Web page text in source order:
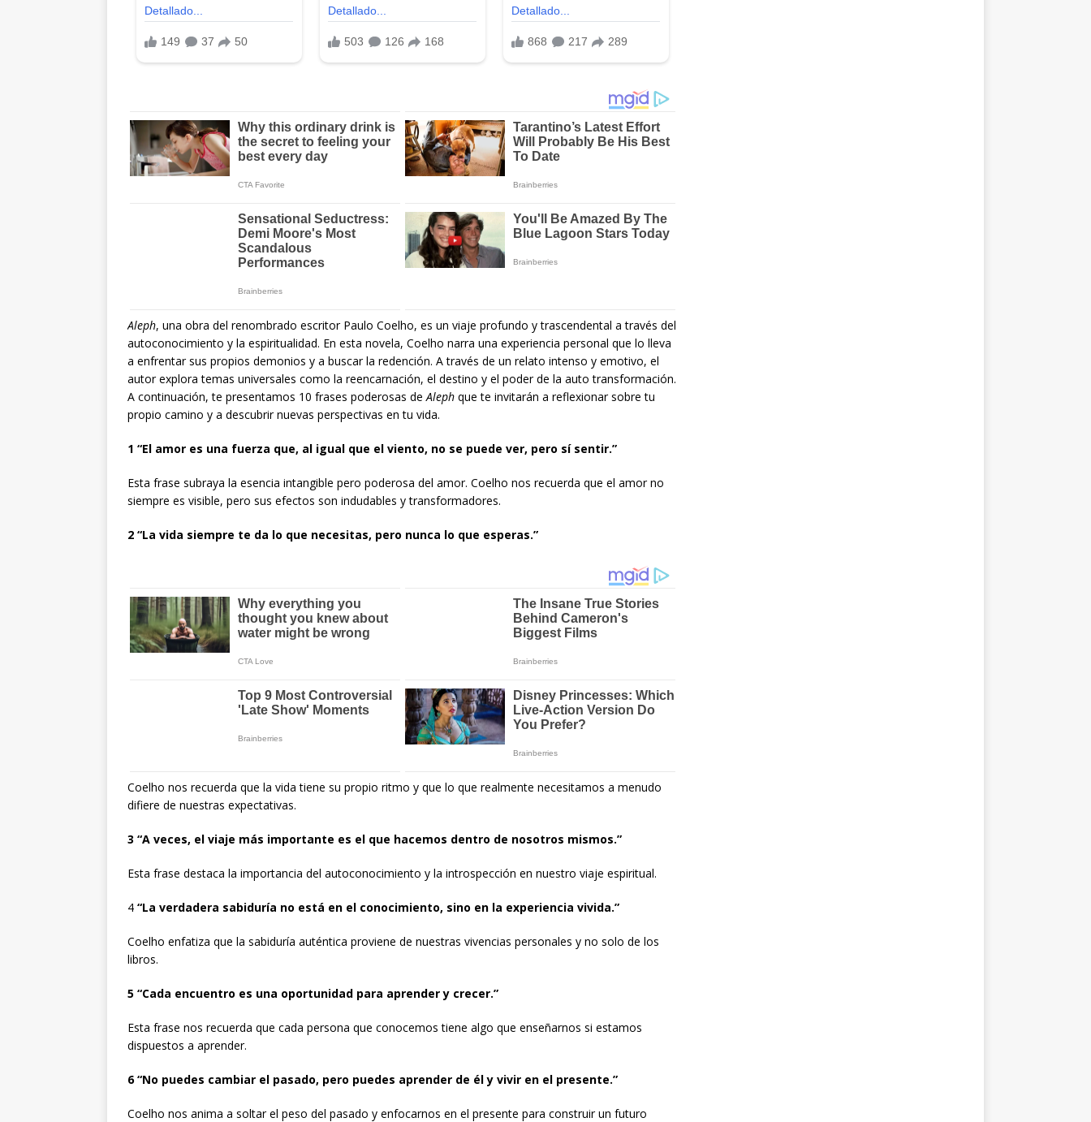
Aleph, una obra del renombrado escritor Paulo Coelho, es un viaje profundo y trascendental a través del
autoconocimiento y la espiritualidad. En esta novela, Coelho narra una experiencia personal que lo lleva
a enfrentar sus propios demonios y a buscar la redención. A través de un relato intenso y emotivo, el
autor explora temas universales como la reencarnación, el destino y el poder de la auto transformación.
A continuación, te presentamos 10 frases poderosas de Aleph que te invitarán a reflexionar sobre tu
propio camino y a descubrir nuevas perspectivas en tu vida.
1 “El amor es una fuerza que, al igual que el viento, no se puede ver, pero sí sentir.”
Esta frase subraya la esencia intangible pero poderosa del amor. Coelho nos recuerda que el amor no
siempre es visible, pero sus efectos son indudables y transformadores.
2 “La vida siempre te da lo que necesitas, pero nunca lo que esperas.”
Coelho nos recuerda que la vida tiene su propio ritmo y que lo que realmente necesitamos a menudo
difiere de nuestras expectativas.
3 “A veces, el viaje más importante es el que hacemos dentro de nosotros mismos.”
Esta frase destaca la importancia del autoconocimiento y la introspección en nuestro viaje espiritual.
4 “La verdadera sabiduría no está en el conocimiento, sino en la experiencia vivida.”
Coelho enfatiza que la sabiduría auténtica proviene de nuestras vivencias personales y no solo de los
libros.
5 “Cada encuentro es una oportunidad para aprender y crecer.”
Esta frase nos recuerda que cada persona que conocemos tiene algo que enseñarnos si estamos
dispuestos a aprender.
6 “No puedes cambiar el pasado, pero puedes aprender de él y vivir en el presente.”
Coelho nos anima a soltar el peso del pasado y enfocarnos en el presente para construir un futuro